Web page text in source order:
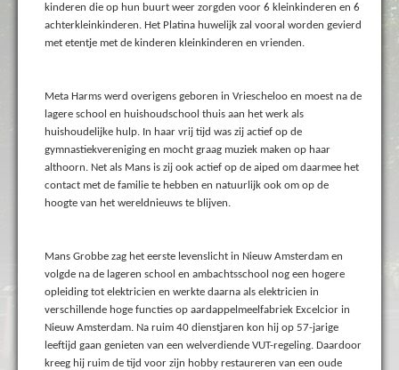
kinderen die op hun buurt weer zorgden voor 6 kleinkinderen en 6
achterkleinkinderen. Het Platina huwelijk zal vooral worden gevierd
met etentje met de kinderen kleinkinderen en vrienden.
Meta Harms werd overigens geboren in Vriescheloo en moest na de
lagere school en huishoudschool thuis aan het werk als
huishoudelijke hulp. In haar vrij tijd was zij actief op de
gymnastiekvereniging en mocht graag muziek maken op haar
althoorn. Net als Mans is zij ook actief op de aiped om daarmee het
contact met de familie te hebben en natuurlijk ook om op de
hoogte van het wereldnieuws te blijven.
Mans Grobbe zag het eerste levenslicht in Nieuw Amsterdam en
volgde na de lageren school en ambachtsschool nog een hogere
opleiding tot elektricien en werkte daarna als elektricien in
verschillende hoge functies op aardappelmeelfabriek Excelcior in
Nieuw Amsterdam. Na ruim 40 dienstjaren kon hij op 57-jarige
leeftijd gaan genieten van een welverdiende VUT-regeling. Daardoor
kreeg hij ruim de tijd voor zijn hobby restaureren van een oude